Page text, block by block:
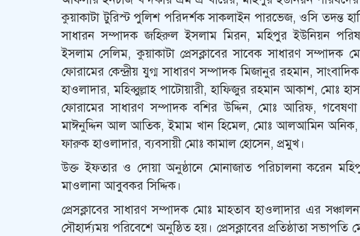
কুয়াকাটা টুরিস্ট পুলিশ পরিদর্শক সাকলাইন পারভেজ, ওসি তদন্ত
সাধারন সম্পাদক জহিরুল ইসলাম মিরন, মহিপুর ইউনিয়ন
ইসলাম সেলিম, কুয়াকাটা প্রেসক্লাবের সাবেক সাধারণ সম্পাদক
ফোরামের কেন্দ্রীয় যুগ্ম সাধারণ সম্পাদক মিজানুর রহমান,
হাওলাদার, মহিব্বুল্লাহ পাটোয়ারী, হাফিজুর রহমান আকাশ, মোঃ
ফোরামের সাধারণ সম্পাদক বশির উদ্দিন, মোঃ আরিফ, গবেষণা
মাঈনুদ্দিন আল আতিক, ইমাম খান হিমেল, মোঃ আলআমিন
ফারুক হাওলাদার, ব‍্যবসায়ী মোঃ কামাল হোসেন, প্রমুখ।
উক্ত ইফতার ও দোয়া অনুষ্ঠানে মোনাজাত পরিচালনা করেন
মাওলানা আবুবকর সিদ্দিক।
প্রেসক্লাবের সাধারণ সম্পাদক মোঃ মাহতাব হাওলাদার এর
সৌহার্দ্যময় পরিবেশে অনুষ্ঠিত হয়। প্রেসক্লাবের প্রতিষ্ঠাতা সভাপতি